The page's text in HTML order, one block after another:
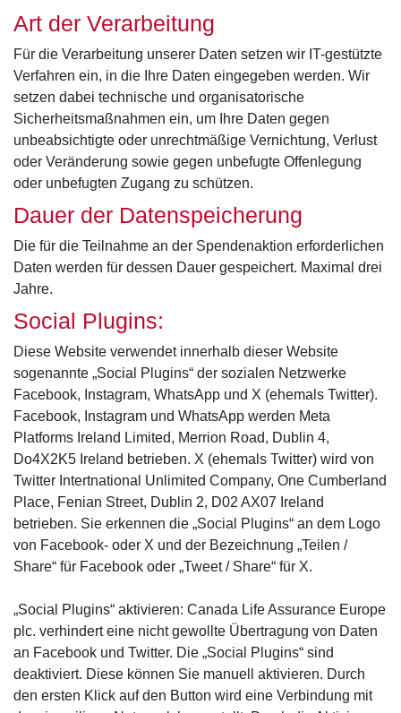
Art der Verarbeitung
Für die Verarbeitung unserer Daten setzen wir IT-gestützte
Verfahren ein, in die Ihre Daten eingegeben werden. Wir
setzen dabei technische und organisatorische
Sicherheitsmaßnahmen ein, um Ihre Daten gegen
unbeabsichtigte oder unrechtmäßige Vernichtung, Verlust
oder Veränderung sowie gegen unbefugte Offenlegung
oder unbefugten Zugang zu schützen.
Dauer der Datenspeicherung
Die für die Teilnahme an der Spendenaktion erforderlichen
Daten werden für dessen Dauer gespeichert. Maximal drei
Jahre.
Social Plugins:
Diese Website verwendet innerhalb dieser Website
sogenannte „Social Plugins“ der sozialen Netzwerke
Facebook, Instagram, WhatsApp und X (ehemals Twitter).
Facebook, Instagram und WhatsApp werden Meta
Platforms Ireland Limited, Merrion Road, Dublin 4,
Do4X2K5 Ireland betrieben. X (ehemals Twitter) wird von
Twitter Intertnational Unlimited Company, One Cumberland
Place, Fenian Street, Dublin 2, D02 AX07 Ireland
betrieben. Sie erkennen die „Social Plugins“ an dem Logo
von Facebook- oder X und der Bezeichnung „Teilen /
Share“ für Facebook oder „Tweet / Share“ für X.
„Social Plugins“ aktivieren: Canada Life Assurance Europe
plc. verhindert eine nicht gewollte Übertragung von Daten
an Facebook und Twitter. Die „Social Plugins“ sind
deaktiviert. Diese können Sie manuell aktivieren. Durch
den ersten Klick auf den Button wird eine Verbindung mit